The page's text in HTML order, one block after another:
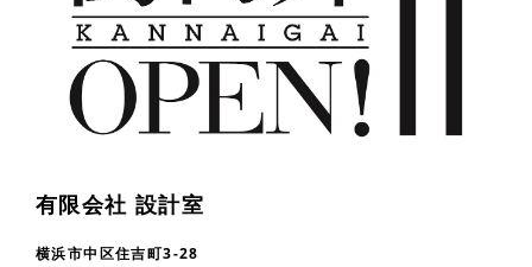
有限会社 設計室
横浜市中区住吉町3-28